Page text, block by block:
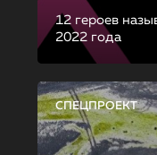
12 героев
2022 года
СПЕЦПРОЕКТ